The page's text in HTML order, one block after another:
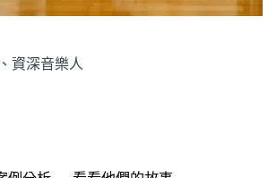
資深音樂人